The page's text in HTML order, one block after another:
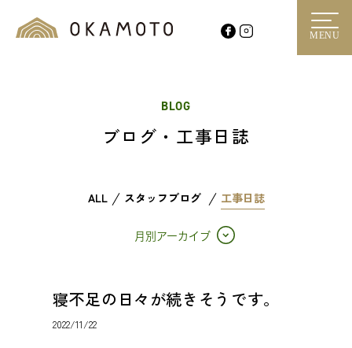
MENU
BLOG
ブログ・工事日誌
ALL スタッフブログ 工事日誌
月別アーカイブ
寝不足の日々が続きそうです。
2022/11/22